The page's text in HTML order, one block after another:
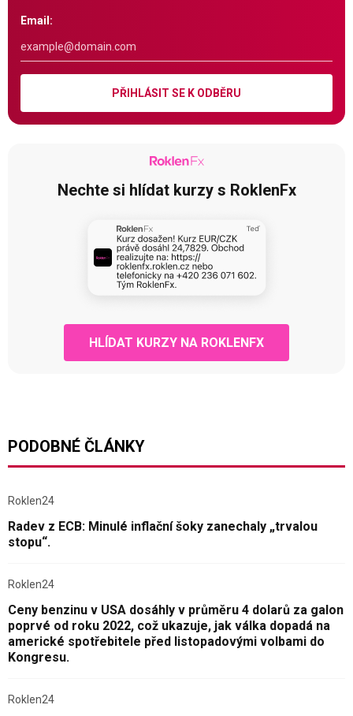
Email:
PŘIHLÁSIT SE K ODBĚRU
Nechte si hlídat kurzy s RoklenFx
HLÍDAT KURZY NA ROKLENFX
PODOBNÉ ČLÁNKY
Roklen24
Radev z ECB: Minulé inflační šoky zanechaly „trvalou
stopu“.
Roklen24
Ceny benzinu v USA dosáhly v průměru 4 dolarů za galon
poprvé od roku 2022, což ukazuje, jak válka dopadá na
americké spotřebitele před listopadovými volbami do
Kongresu.
Roklen24